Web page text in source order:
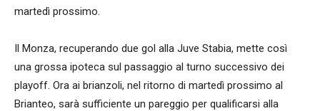
martedì prossimo.
Il Monza, recuperando due gol alla Juve Stabia, mette così
una grossa ipoteca sul passaggio al turno successivo dei
playoff. Ora ai brianzoli, nel ritorno di martedì prossimo al
Brianteo, sarà sufficiente un pareggio per qualificarsi alla